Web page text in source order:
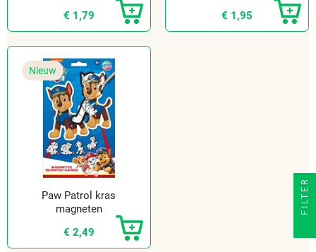
€ 1,79
€ 1,95
Nieuw
Paw Patrol kras
magneten
€ 2,49
FILTER